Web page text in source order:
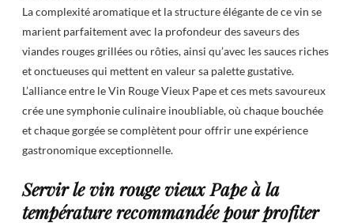
La complexité aromatique et la structure élégante de ce vin se
marient parfaitement avec la profondeur des saveurs des
viandes rouges grillées ou rôties, ainsi qu’avec les sauces riches
et onctueuses qui mettent en valeur sa palette gustative.
L’alliance entre le Vin Rouge Vieux Pape et ces mets savoureux
crée une symphonie culinaire inoubliable, où chaque bouchée
et chaque gorgée se complètent pour offrir une expérience
gastronomique exceptionnelle.
Servir le vin rouge vieux Pape à la
température recommandée pour profiter